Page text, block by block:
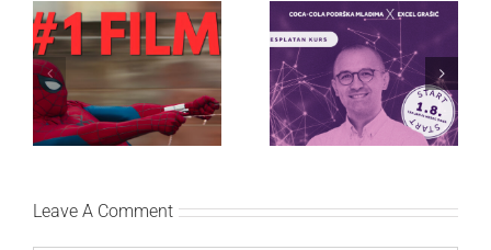
Najuspešnije otvaranje
studijskog filma u Srbiji:
Spajdermen: Novi dan
oborio rekord već prvog
vikenda
Priključi se besplatnoj
regionalnoj AI edukaciji
i nauči kako da
veštačku inteligenciju
primeniš u praksi
Leave A Comment